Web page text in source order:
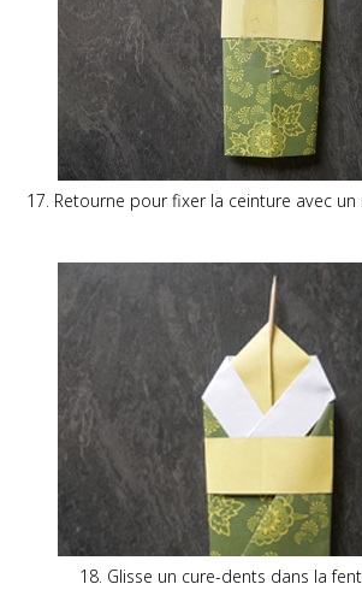
17. Retourne pour fixer la ceinture avec
18. Glisse un cure-dents dans la